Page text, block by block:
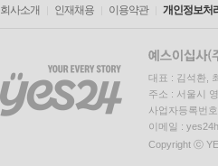
회사소개 인재채용 이용약관 개인정보처
대표 : 김석환,
주소 : 서울시
사업자등록번
이메일 :
Copyright ⓒ